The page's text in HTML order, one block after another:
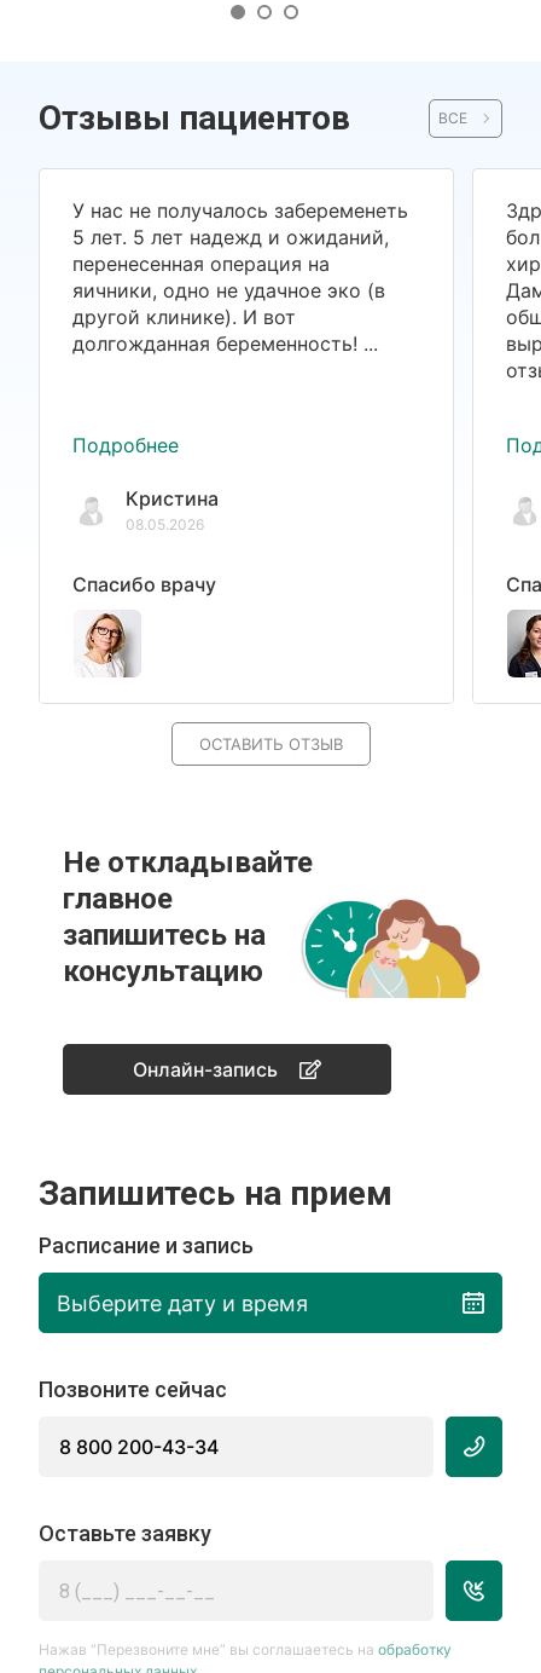
Отзывы пациентов ВСЕ
У нас не получалось забеременеть
5 лет. 5 лет надежд и ожиданий,
перенесенная операция на
яичники, одно не удачное эко (в
другой клинике). И вот
долгожданная беременность! ...
Подробнее
Кристина
08.05.2026
Спасибо врачу
ОСТАВИТЬ ОТЗЫВ
Не откладывайте
главное
запишитесь на
консультацию
Онлайн-запись
Запишитесь на прием
Расписание и запись
Выберите дату и время
Позвоните сейчас
8 800 200-43-34
Оставьте заявку
Нажав “Перезвоните мне” вы соглашаетесь наобработку